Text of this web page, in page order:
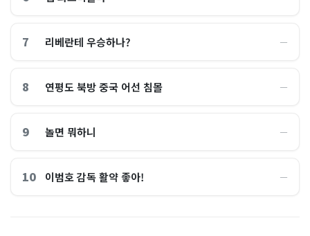
7 리베란테 우승하나? ―
8 연평도 북방 중국 어선 침몰 ―
9 놀면 뭐하니 ―
10 이범호 감독 활약 좋아! ―